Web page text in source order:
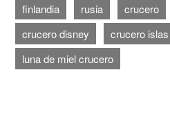
finlandia rusia crucero
crucero disney
crucero
luna de miel crucero